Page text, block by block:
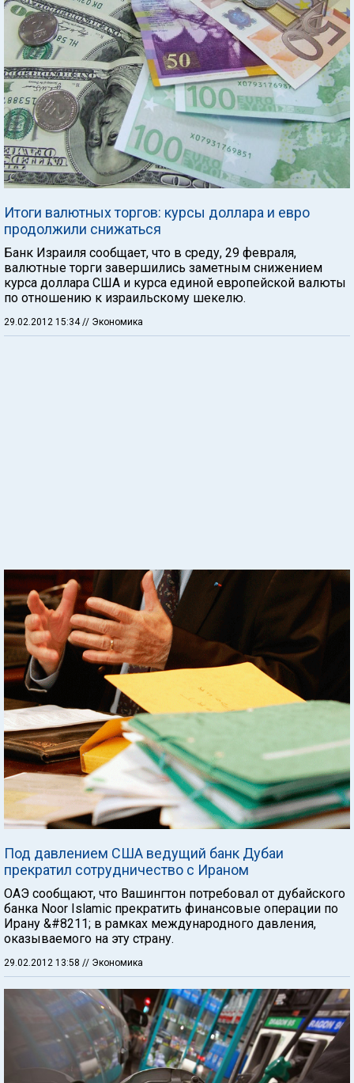
Итоги валютных торгов: курсы доллара и евро
продолжили снижаться
Банк Израиля сообщает, что в среду, 29 февраля,
валютные торги завершились заметным снижением
курса доллара США и курса единой европейской валюты
по отношению к израильскому шекелю.
29.02.2012 15:34 // Экономика
Под давлением США ведущий банк Дубаи
прекратил сотрудничество с Ираном
ОАЭ сообщают, что Вашингтон потребовал от дубайского
банка Noor Islamic прекратить финансовые операции по
Ирану &#8211; в рамках международного давления,
оказываемого на эту страну.
29.02.2012 13:58 // Экономика